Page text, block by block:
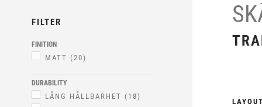
FILTER
FINITION
MATT (20)
DURABILITY
LÅNG HÅLLBARHET (18)